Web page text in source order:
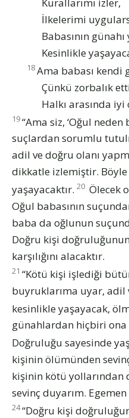
Kurallarımı izler,
İlkelerimi
Babasının
Kesinlikle
18Ama babası kendi
Çünkü zorbalık
Halkı arasında iyi
19“Ama siz, ‘Oğul neden
suçlardan sorumlu
adil ve doğru olanı
dikkatle izlemiştir.
yaşayacaktır. 20 Ölecek
Oğul babasının
baba da oğlunun
Doğru kişi
karşılığını alacaktır.
21 “Kötü kişi işlediği
buyruklarıma uyar, adil
kesinlikle yaşayacak,
günahlardan hiçbiri ona
Doğruluğu sayesinde
kişinin ölümünden
kişinin kötü yollarından
sevinç duyarım.
24“Doğru kişi